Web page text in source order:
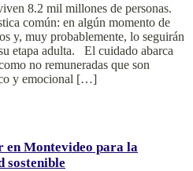
8.2 mil millones de personas.
común: en algún momento de
y, muy probablemente, lo seguirán
etapa adulta. El cuidado abarca
no remuneradas que son
y emocional […]
en Montevideo para la
sostenible